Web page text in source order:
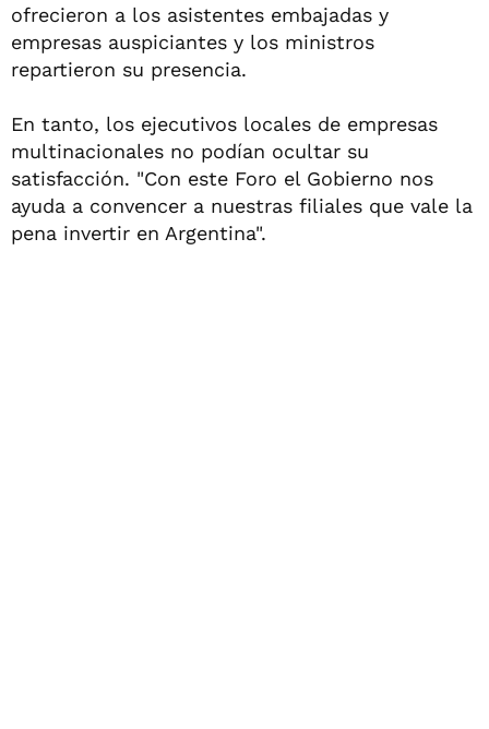
ofrecieron a los asistentes embajadas y
empresas auspiciantes y los ministros
repartieron su presencia.
En tanto, los ejecutivos locales de empresas
multinacionales no podían ocultar su
satisfacción. "Con este Foro el Gobierno nos
ayuda a convencer a nuestras filiales que vale la
pena invertir en Argentina".